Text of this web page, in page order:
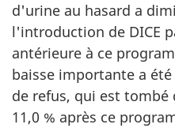
d'urine au hasard a
l'introduction de DICE
antérieure à ce
baisse importante a
de refus, qui est tombé
11,0 % après ce